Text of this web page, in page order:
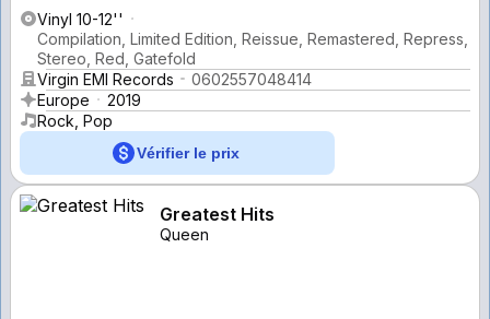
Vinyl 10-12''
Compilation, Limited Edition, Reissue, Remastered, Repress,
Stereo, Red, Gatefold
Virgin EMI Records
0602557048414
Europe
2019
Rock, Pop
Vérifier le prix
Greatest Hits
Queen